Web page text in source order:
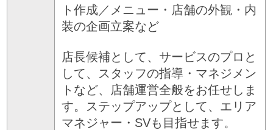
ト作成／メニュー・店舗の外観・内
装の企画立案など
店長候補として、サービスのプロと
して、スタッフの指導・マネジメン
トなど、店舗運営全般をお任せしま
す。ステップアップとして、エリア
マネジャー・SVも目指せます。